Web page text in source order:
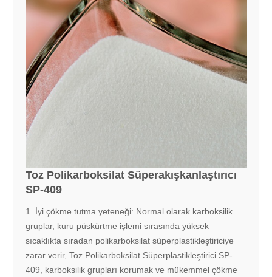
Toz Polikarboksilat Süperakışkanlaştırıcı
SP-409
1. İyi çökme tutma yeteneği: Normal olarak karboksilik
gruplar, kuru püskürtme işlemi sırasında yüksek
sıcaklıkta sıradan polikarboksilat süperplastikleştiriciye
zarar verir, Toz Polikarboksilat Süperplastikleştirici SP-
409, karboksilik grupları korumak ve mükemmel çökme